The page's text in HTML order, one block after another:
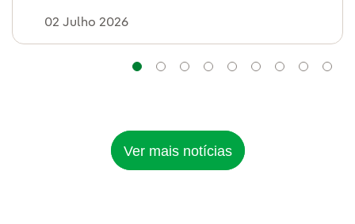
02 Julho 2026
Navegação
Navegação
Navegação
Navegação
Navegação
Navegação
Ver mais notícias